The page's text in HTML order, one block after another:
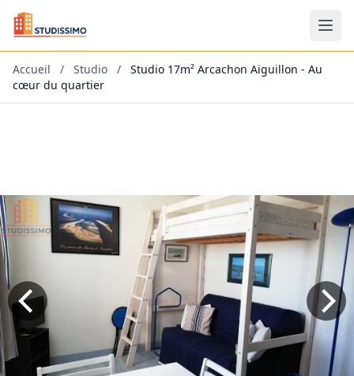
Accueil / Studio /
Studio 17m² Arcachon Aiguillon - Au
cœur du quartier